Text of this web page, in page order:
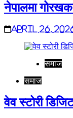
नेपालमा
April 26,
समाज
समाज
वेव स्टोरी